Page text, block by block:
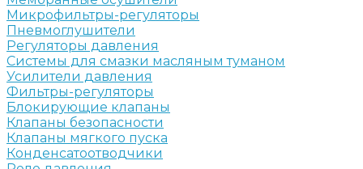
Микрофильтры-регуляторы
Пневмоглушители
Регуляторы давления
Системы для смазки масляным туманом
Усилители давления
Фильтры-регуляторы
Блокирующие клапаны
Клапаны безопасности
Клапаны мягкого пуска
Конденсатоотводчики